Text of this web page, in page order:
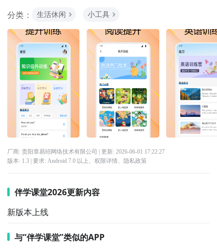
分类：
生活休闲 小工具
厂商: 贵阳章易绍网络技术有限公司 | 更新: 2026-06-01 17:22:27
版本: 1.3| 要求: Android 7.0 以上、 权限详情、 隐私政策
伴学课堂2026更新内容
新版本上线
与“伴学课堂”类似的APP